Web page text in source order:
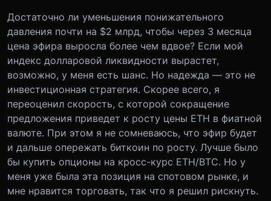
Достаточно ли уменьшения понижательного
давления почти на $2 млрд, чтобы через 3 месяца
цена эфира выросла более чем вдвое? Если мой
индекс долларовой ликвидности вырастет,
возможно, у меня есть шанс. Но надежда — это не
инвестиционная стратегия. Скорее всего, я
переоценил скорость, с которой сокращение
предложения приведет к росту цены ETH в фиатной
валюте. При этом я не сомневаюсь, что эфир будет
и дальше опережать биткоин по росту. Лучше было
бы купить опционы на кросс-курс ETH/BTC. Но у
меня уже была эта позиция на спотовом рынке, и
мне нравится торговать, так что я решил рискнуть.